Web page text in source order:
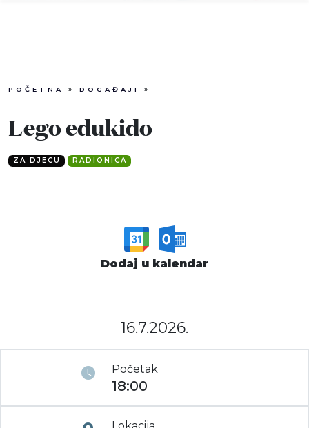
Katalog
Moj GKMM
POČETNA » DOGAĐAJI »
Lego edukido
ZA DJECU RADIONICA
Dodaj u kalendar
16.7.2026.
Početak
18:00